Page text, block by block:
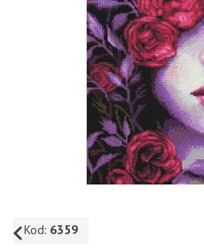
Kod: 6359